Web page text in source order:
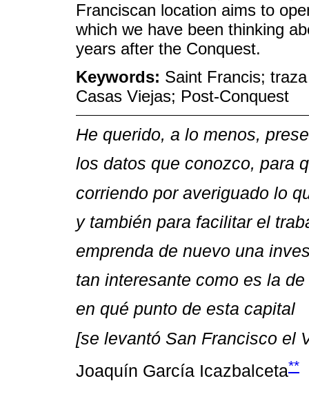
Franciscan location aims to
which we have been thinking
years after the Conquest.
Keywords: Saint Francis;
Casas Viejas; Post-Conquest
He querido, a lo menos,
los datos que conozco, para
corriendo por averiguado lo
y también para facilitar el
emprenda de nuevo una
tan interesante como es la
en qué punto de esta capital
[se levantó San Francisco el
Joaquín García Icazbalceta**